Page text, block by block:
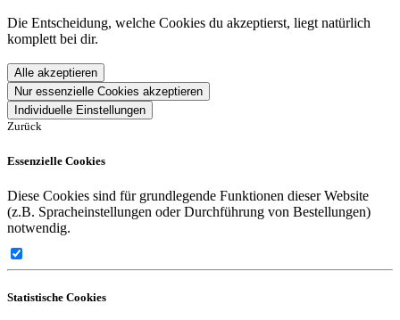
Die Entscheidung, welche Cookies du akzeptierst, liegt natürlich
komplett bei dir.
Alle akzeptieren
Nur essenzielle Cookies akzeptieren
Individuelle Einstellungen
Zurück
Essenzielle Cookies
Diese Cookies sind für grundlegende Funktionen dieser Website
(z.B. Spracheinstellungen oder Durchführung von Bestellungen)
notwendig.
Statistische Cookies